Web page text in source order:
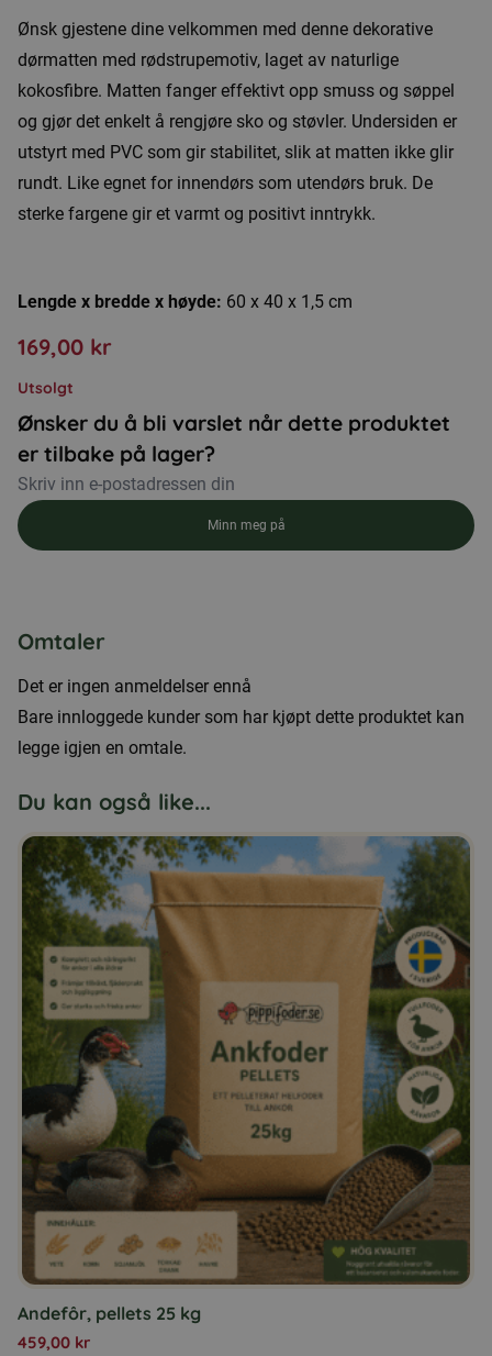
Ønsk gjestene dine velkommen med denne dekorative
dørmatten med rødstrupemotiv, laget av naturlige
kokosfibre. Matten fanger effektivt opp smuss og søppel
og gjør det enkelt å rengjøre sko og støvler. Undersiden er
utstyrt med PVC som gir stabilitet, slik at matten ikke glir
rundt. Like egnet for innendørs som utendørs bruk. De
sterke fargene gir et varmt og positivt inntrykk.
Lengde x bredde x høyde: 60 x 40 x 1,5 cm
169,00 kr
Utsolgt
Ønsker du å bli varslet når dette produktet
er tilbake på lager?
Minn meg på
Omtaler
Det er ingen anmeldelser ennå
Bare innloggede kunder som har kjøpt dette produktet kan
legge igjen en omtale.
Du kan også like...
Andefôr, pellets 25 kg
459,00 kr